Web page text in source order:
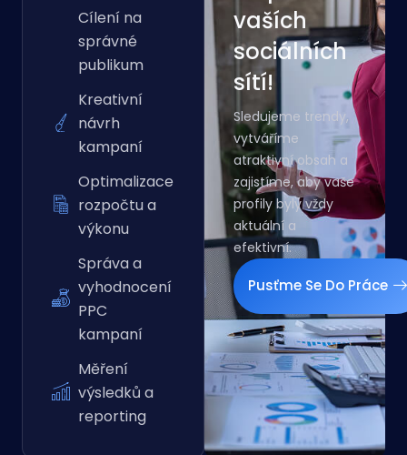
Cílení na
správné
publikum
Kreativní
návrh
kampaní
Optimalizace
rozpočtu a
výkonu
Správa a
vyhodnocení
PPC
kampaní
Měření
výsledků a
reporting
vaších
sociálních
sítí!
Sledujeme trendy,
vytváříme
atraktivní obsah a
zajistíme, aby vaše
profily byly vždy
aktuální a
efektivní.
Pusťme Se Do Práce